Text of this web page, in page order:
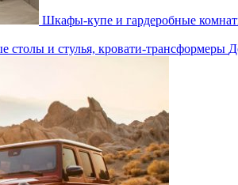
Шкафы-купе и гардеробные